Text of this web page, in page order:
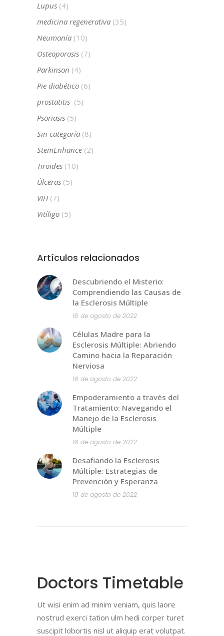
Lupus (4)
medicina regenerativa (35)
Neumonía (10)
Osteoporosis (7)
Parkinson (4)
Pie diabético (6)
prostatitis (5)
Psoriasis (5)
Sin categoría (8)
StemEnhance (2)
Tiroides (10)
Úlceras (5)
VIH (7)
Vitíligo (5)
Artículos relacionados
Descubriendo el Misterio:
Comprendiendo las Causas de
la Esclerosis Múltiple
18 de agosto de 2022
Células Madre para la
Esclerosis Múltiple: Abriendo
Camino hacia la Reparación
Nerviosa
18 de agosto de 2022
Empoderamiento a través del
Tratamiento: Navegando el
Manejo de la Esclerosis
Múltiple
18 de agosto de 2022
Desafiando la Esclerosis
Múltiple: Estrategias de
Prevención y Esperanza
18 de agosto de 2022
Doctors Timetable
Ut wisi enim ad minim veniam, quis laore
nostrud exerci tation ulm hedi corper turet
suscipit lobortis nisl ut aliquip erat volutpat.